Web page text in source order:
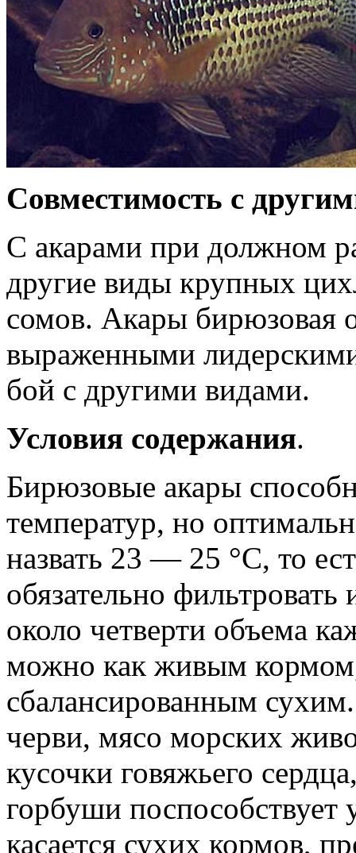
Совместимость с
С акарами при должном
другие виды крупных
сомов. Акары бирюзовая
выраженными
бой с другими видами.
Условия содержания.
Бирюзовые акары
температур, но
назвать 23 — 25 °C, то
обязательно
около четверти объема
можно как живым
сбалансированным
черви, мясо морских
кусочки говяжьего
горбуши
касается сухих кормов,